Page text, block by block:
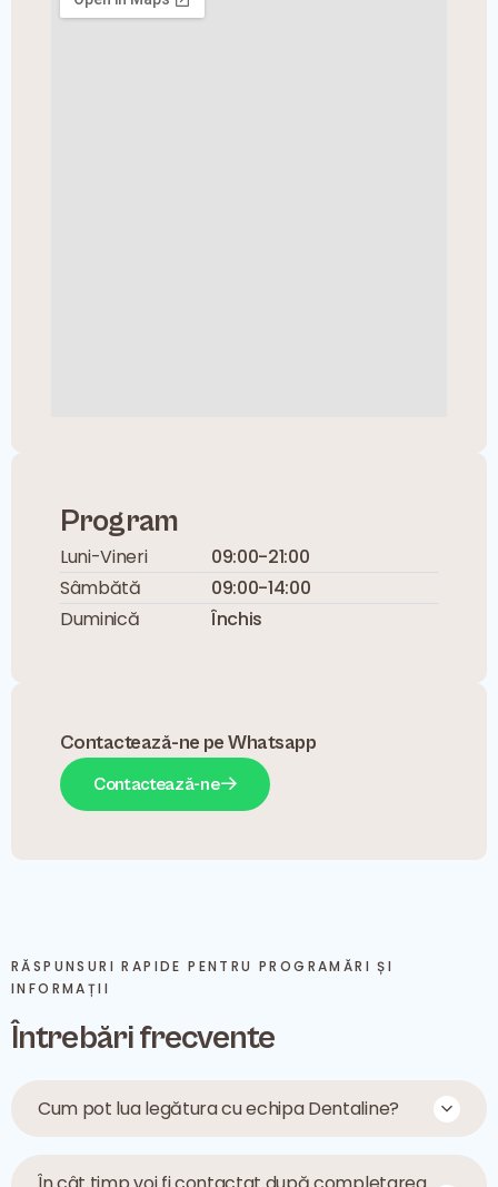
Program
Luni-Vineri
09:00-21:00
Sâmbătă
09:00-14:00
Duminică
Închis
Contactează-ne pe Whatsapp
Contactează-ne
RĂSPUNSURI RAPIDE PENTRU PROGRAMĂRI ȘI
INFORMAȚII
Întrebări frecvente
Cum pot lua legătura cu echipa Dentaline?